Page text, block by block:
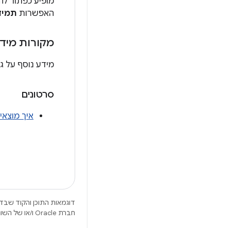
האפשרות
מקורות
מידע נוסף על
סרטונים
איך
דוגמאות התוכן והקוד
חברת Oracle ו/או של השותפים העצמאיים שלה.